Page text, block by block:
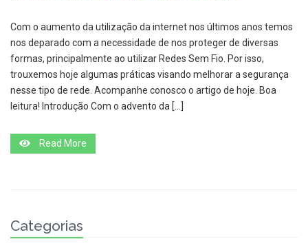
Com o aumento da utilização da internet nos últimos anos temos
nos deparado com a necessidade de nos proteger de diversas
formas, principalmente ao utilizar Redes Sem Fio. Por isso,
trouxemos hoje algumas práticas visando melhorar a segurança
nesse tipo de rede. Acompanhe conosco o artigo de hoje. Boa
leitura! Introdução Com o advento da […]
Read More
Categorias